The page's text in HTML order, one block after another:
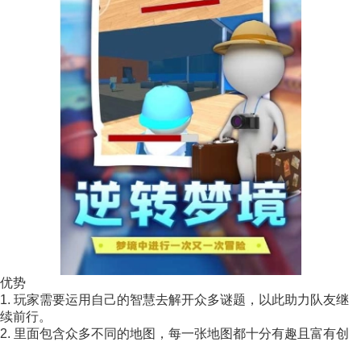
优势
1. 玩家需要运用自己的智慧去解开众多谜题，以此助力队友继
续前行。
2. 里面包含众多不同的地图，每一张地图都十分有趣且富有创